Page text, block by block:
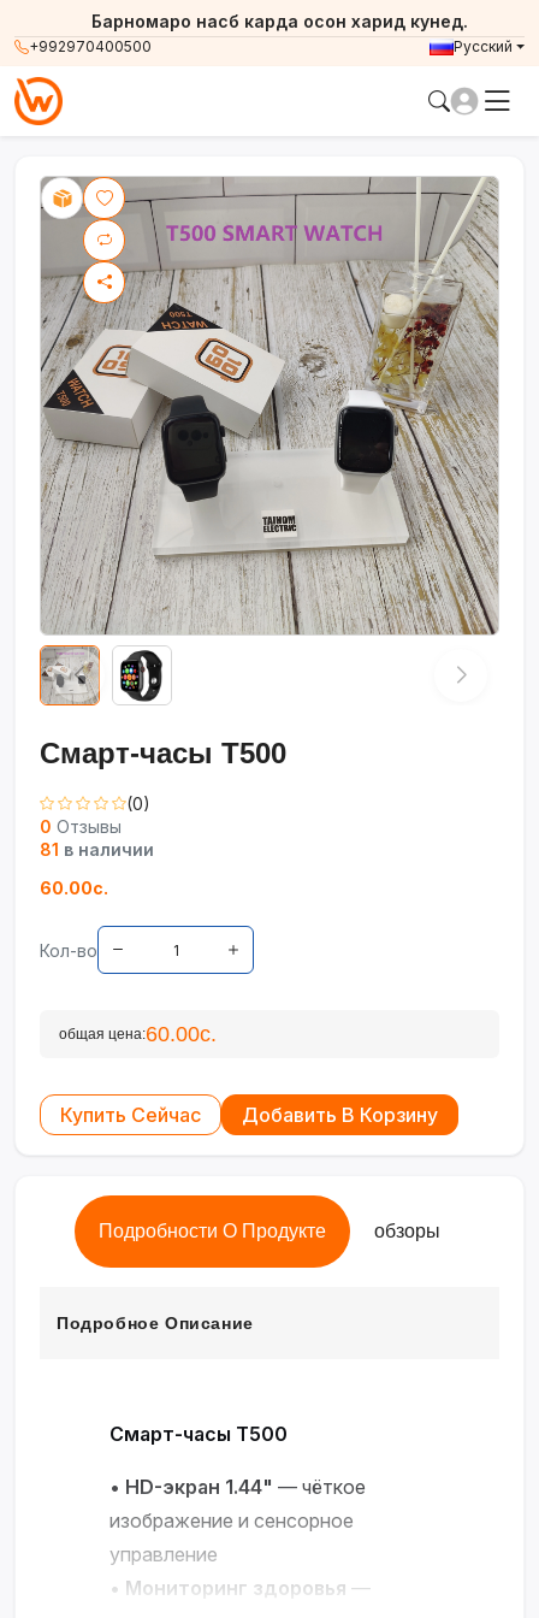
+992970400500
Барномаро насб карда осон харид кунед.
Русский
Смарт-часы T500
(0)
0 Отзывы
81 в наличии
60.00с.
Кол-во
общая цена:60.00с.
Купить Сейчас Добавить В Корзину
Подробности О Продукте обзоры
Подробное Описание
Смарт-часы T500
• HD-экран 1.44" — чёткое
изображение и сенсорное
управление
• Мониторинг здоровья —